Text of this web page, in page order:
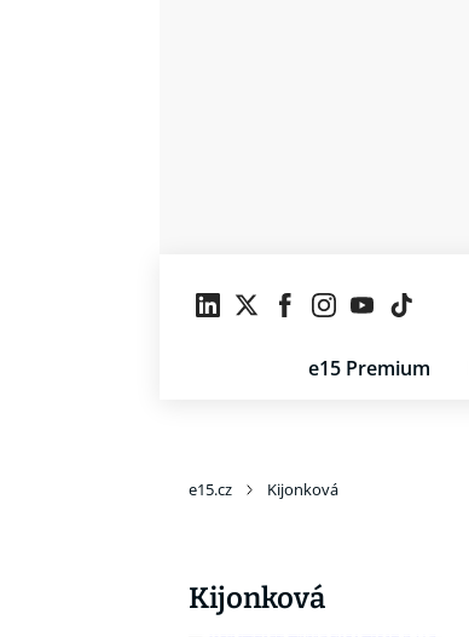
e15 Premium
e15.cz Kijonková
Kijonková